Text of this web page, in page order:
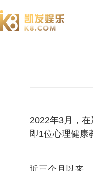
2022年3月，
即1位心理健康
近三个月以来